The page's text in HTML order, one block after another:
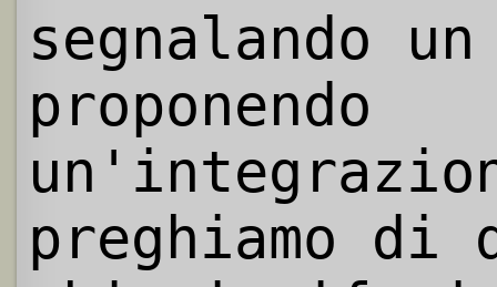
segnalando
proponendo
preghiamo